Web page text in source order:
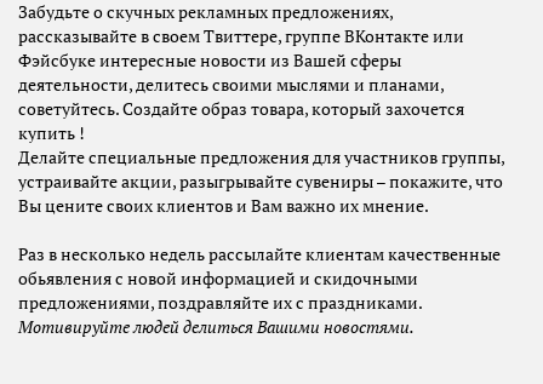
Забудьте о скучных рекламных предложениях,
рассказывайте в своем Твиттере, группе ВКонтакте или
Фэйсбуке интересные новости из Вашей сферы
деятельности, делитесь своими мыслями и планами,
советуйтесь. Создайте образ товара, который захочется
купить !
Делайте специальные предложения для участников группы,
устраивайте акции, разыгрывайте сувениры – покажите, что
Вы цените своих клиентов и Вам важно их мнение.
Раз в несколько недель рассылайте клиентам качественные
обьявления с новой информацией и скидочными
предложениями, поздравляйте их с праздниками.
Мотивируйте людей делиться Вашими новостями.